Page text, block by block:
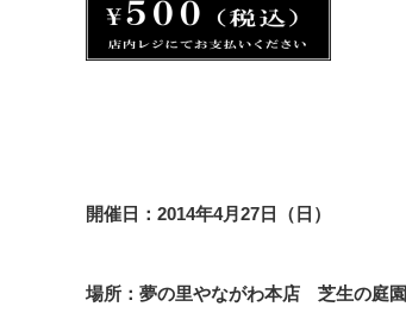
開催日：2014年4月27日（日）
場所：夢の里やながわ本店 芝生の庭園